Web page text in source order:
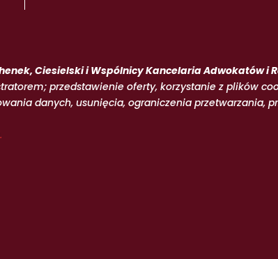
Ciesielski i Wspólnicy Kancelaria Adwokatów i
przedstawienie oferty, korzystanie z plików
danych, usunięcia, ograniczenia przetwarzania,